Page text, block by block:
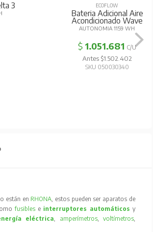
3 ECOFLOW
Bateria Adicional Aire
Acondicionado Wave
AUTONOMIA 1159 WH
$ 1.051.681 C/U
Antes $1.502.402
SKU 050030340
están en RHONA, estos pueden ser aparatos de
fusibles e interruptores automáticos y
eléctrica, amperímetros, voltímetros,